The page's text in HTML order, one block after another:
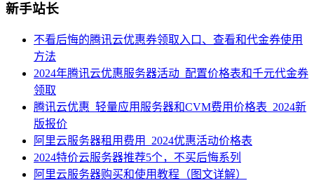
新手站长
不看后悔的腾讯云优惠券领取入口、查看和代金券使用
方法
2024年腾讯云优惠服务器活动_配置价格表和千元代金券
领取
腾讯云优惠_轻量应用服务器和CVM费用价格表_2024新
版报价
阿里云服务器租用费用_2024优惠活动价格表
2024特价云服务器推荐5个，不买后悔系列
阿里云服务器购买和使用教程（图文详解）